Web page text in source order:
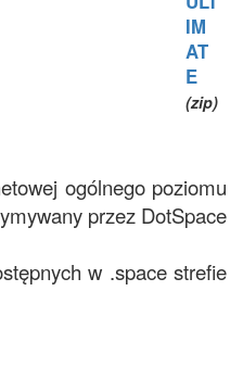
IM
AT
E
(zip)
ogólnego poziomu
przez DotSpace
w .space strefie